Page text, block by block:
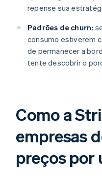
repense sua
Padrões de churn:
consumo estiverem
de permanecer a
tente descobrir o
Como a
empresas
preços por